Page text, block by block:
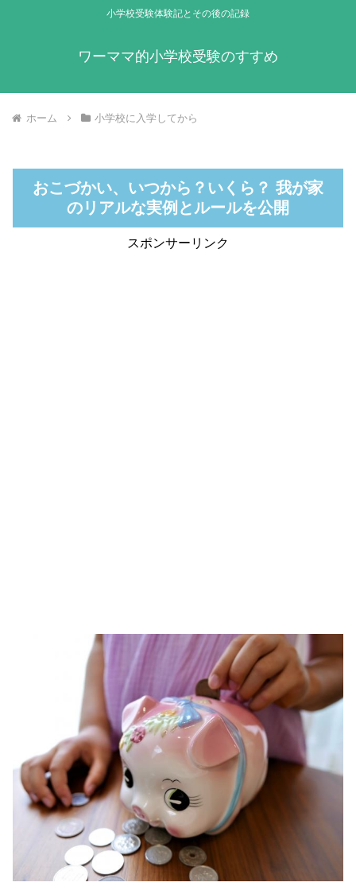
小学校受験体験記とその後の記録
ワーママ的小学校受験のすすめ
ホーム 小学校に入学してから
おこづかい、いつから？いくら？ 我が家
のリアルな実例とルールを公開
スポンサーリンク